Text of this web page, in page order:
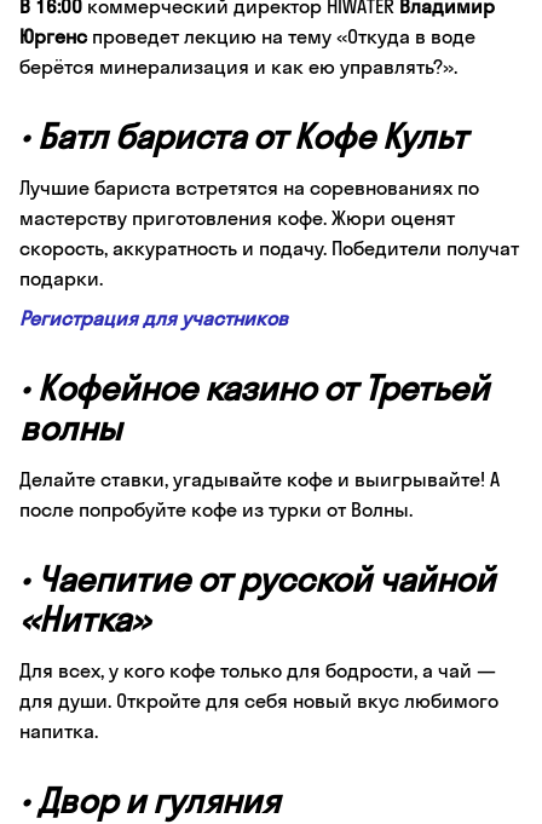
В 16:00 коммерческий директор HIWATER Владимир
Юргенспроведет лекцию на тему «Откуда в воде
берётся минерализация и как ею управлять?».
•Батл бариста от Кофе Культ
Лучшие бариста встретятся на соревнованиях по
мастерству приготовления кофе. Жюри оценят
скорость, аккуратность и подачу. Победители получат
подарки.
Регистрация для участников
• Кофейное казино от Третьей
волны
Делайте ставки, угадывайте кофе и выигрывайте! А
после попробуйте кофе из турки от Волны.
• Чаепитие от русской чайной
«Нитка»
Для всех, у кого кофе только для бодрости, а чай —
для души. Откройте для себя новый вкус любимого
напитка.
•Двор и гуляния